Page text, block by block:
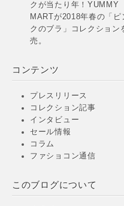
クが当たり年！YUMMY
MARTが2018年春の「ピ
クのブラ」コレクション
売。
コンテンツ
プレスリリース
コレクション記事
インタビュー
セール情報
コラム
ファショコン通信
このブログについて